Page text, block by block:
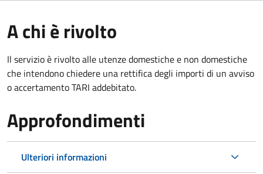
A chi è rivolto
Il servizio è rivolto alle utenze domestiche e non domestiche
che intendono chiedere una rettifica degli importi di un avviso
o accertamento TARI addebitato.
Approfondimenti
Ulteriori informazioni